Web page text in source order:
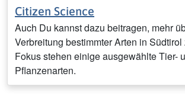
Citizen Science
Auch Du kannst dazu beitragen, mehr
Verbreitung bestimmter Arten in Südtirol
Fokus stehen einige ausgewählte Tier-
Pflanzenarten.